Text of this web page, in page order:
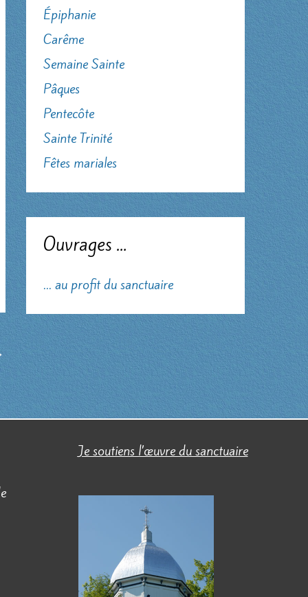
Épiphanie
Carême
Semaine Sainte
Pâques
Pentecôte
Sainte Trinité
Fêtes mariales
Ouvrages …
... au profit du sanctuaire
Je soutiens l’œuvre du sanctuaire